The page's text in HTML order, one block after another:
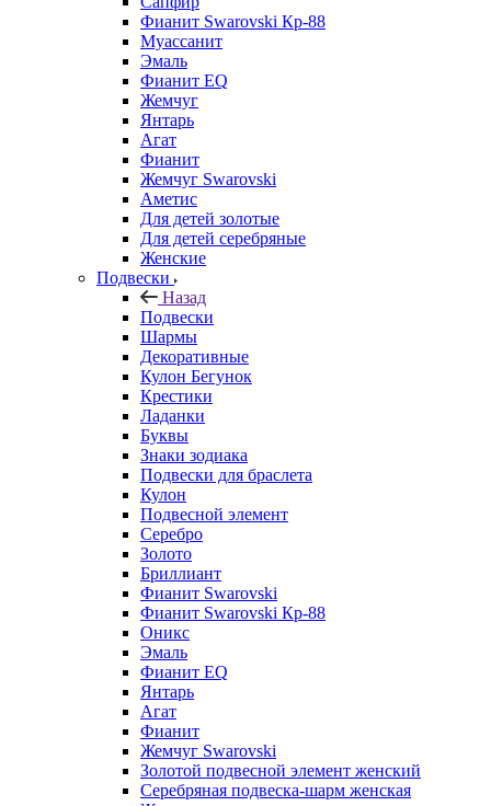
Фианит Swarovski Кр-88
Муассанит
Эмаль
Фианит EQ
Жемчуг
Янтарь
Агат
Фианит
Жемчуг Swarovski
Аметис
Для детей золотые
Для детей серебряные
Женские
Подвески
Назад
Подвески
Шармы
Декоративные
Кулон Бегунок
Крестики
Ладанки
Буквы
Знаки зодиака
Подвески для браслета
Кулон
Подвесной элемент
Серебро
Золото
Бриллиант
Фианит Swarovski
Фианит Swarovski Кр-88
Оникс
Эмаль
Фианит EQ
Янтарь
Агат
Фианит
Жемчуг Swarovski
Золотой подвесной элемент женcкий
Серебряная подвеска-шарм женская